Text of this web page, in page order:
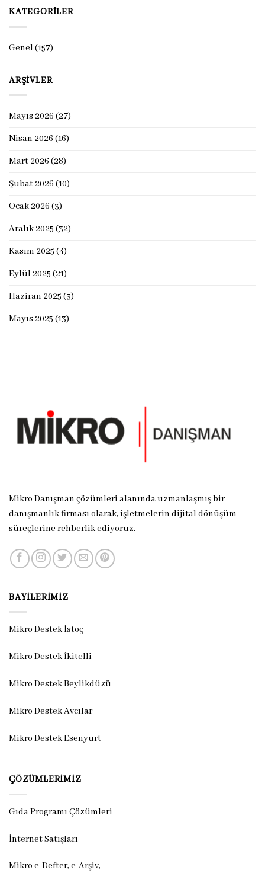
KATEGORILER
Genel(157)
ARŞIVLER
Mayıs 2026 (27)
Nisan 2026 (16)
Mart 2026 (28)
Şubat 2026 (10)
Ocak 2026 (3)
Aralık 2025 (32)
Kasım 2025 (4)
Eylül 2025 (21)
Haziran 2025 (3)
Mayıs 2025 (13)
Mikro Danışman çözümleri alanında uzmanlaşmış bir
danışmanlık firması olarak, işletmelerin dijital dönüşüm
süreçlerine rehberlik ediyoruz.
BAYILERIMIZ
Mikro Destek İstoç
Mikro Destek İkitelli
Mikro Destek Beylikdüzü
Mikro Destek Avcılar
Mikro Destek Esenyurt
ÇÖZÜMLERIMIZ
Gıda Programı Çözümleri
İnternet Satışları
Mikro e-Defter, e-Arşiv,